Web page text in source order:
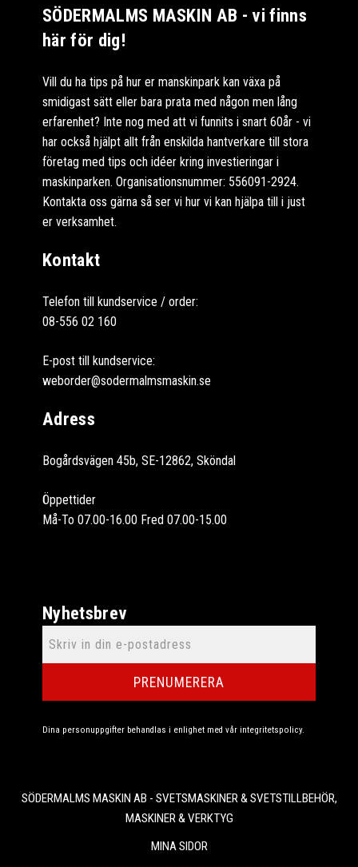
SÖDERMALMS MASKIN AB - vi finns
här för dig!
Vill du ha tips på hur er manskinpark kan växa på
smidigast sätt eller bara prata med någon men lång
erfarenhet? Inte nog med att vi funnits i snart 60år - vi
har också hjälpt allt från enskilda hantverkare till stora
företag med tips och idéer kring investieringar i
maskinparken. Organisationsnummer: 556091-2924.
Kontakta oss gärna så ser vi hur vi kan hjälpa till i just
er verksamhet.
Kontakt
Telefon till kundservice / order:
08-556 02 160
E-post till kundservice:
weborder@sodermalmsmaskin.se
Adress
Bogårdsvägen 45b, SE-12862, Sköndal
Öppettider
Må-To 07.00-16.00 Fred 07.00-15.00
Nyhetsbrev
PRENUMERERA
Dina personuppgifter behandlas i enlighet med vår integritetspolicy.
SÖDERMALMS MASKIN AB - SVETSMASKINER & SVETSTILLBEHÖR,
MASKINER & VERKTYG
MINA SIDOR